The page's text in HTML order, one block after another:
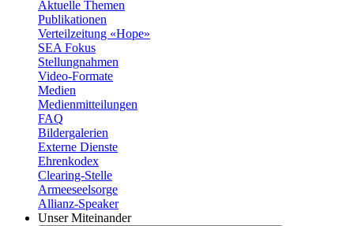
Aktuelle Themen
Publikationen
Verteilzeitung «Hope»
SEA Fokus
Stellungnahmen
Video-Formate
Medien
Medienmitteilungen
FAQ
Bildergalerien
Externe Dienste
Ehrenkodex
Clearing-Stelle
Armeeseelsorge
Allianz-Speaker
Unser Miteinander